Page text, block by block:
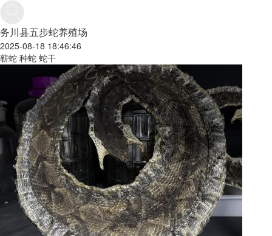
务川县五步蛇养殖场
2025-08-18 18:46:46
蕲蛇 种蛇 蛇干